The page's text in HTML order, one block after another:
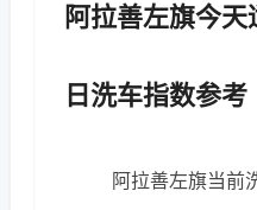
阿拉善左旗今
日洗车指数参考
阿拉善左旗当前